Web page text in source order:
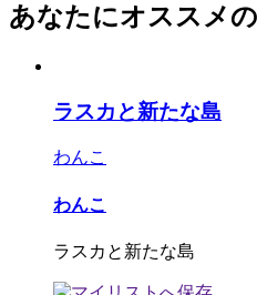
あなたにオススメ
ラスカと新たな島
わんこ
わんこ
ラスカと新たな島